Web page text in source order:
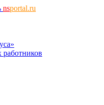
nsportal.ru
работников